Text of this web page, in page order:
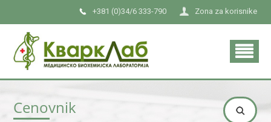
Zona za korisnike
+381 (0)34/6 333-790
Cenovnik